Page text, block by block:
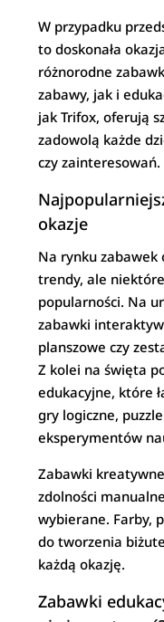
W przypadku
to doskonała
różnorodne
zabawy, jak i
jak Trifox, oferują
zadowolą każde
czy zainteresowań.
okazje
Na rynku zabawek
trendy, ale
popularności. Na
zabawki
planszowe czy
Z kolei na święta
edukacyjne, które
gry logiczne,
eksperymentów
Zabawki
zdolności
wybierane. Farby,
do tworzenia
każdą okazję.
Zabawki